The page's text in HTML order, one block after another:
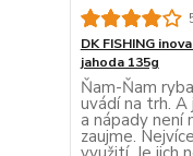
DK FISHING
jahoda 135g
Ňam-Ňam
uvádí na trh. A
a nápady není
zaujme.